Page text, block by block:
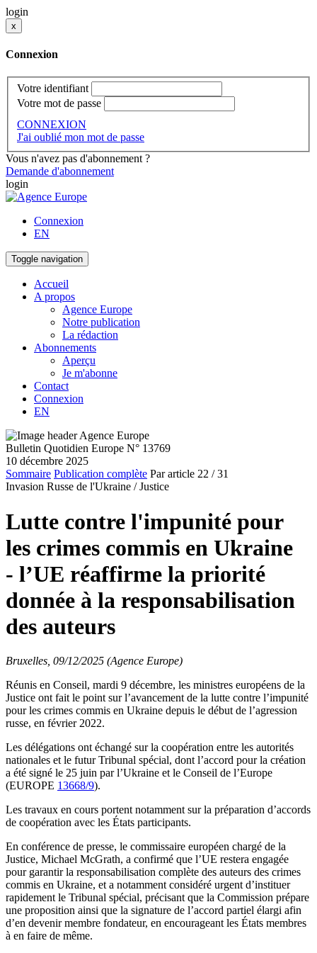
login
x
Connexion
Votre identifiant
Votre mot de passe
CONNEXION
J'ai oublié mon mot de passe
Vous n'avez pas d'abonnement ?
Demande d'abonnement
login
Connexion
EN
Toggle navigation
Accueil
A propos
Agence Europe
Notre publication
La rédaction
Abonnements
Aperçu
Je m'abonne
Contact
Connexion
EN
Bulletin Quotidien Europe N° 13769
10 décembre 2025
Sommaire Publication complète Par article 22 / 31
Invasion Russe de l'Ukraine / Justice
Lutte contre l'impunité pour
les crimes commis en Ukraine
- l’UE réaffirme la priorité
donnée à la responsabilisation
des auteurs
Bruxelles, 09/12/2025 (Agence Europe)
Réunis en Conseil, mardi 9 décembre, les ministres européens de la
Justice ont fait le point sur l’avancement de la lutte contre l’impunité
pour les crimes commis en Ukraine depuis le début de l’agression
russe, en février 2022.
Les délégations ont échangé sur la coopération entre les autorités
nationales et le futur Tribunal spécial, dont l’accord pour la création
a été signé le 25 juin par l’Ukraine et le Conseil de l’Europe
(EUROPE 13668/9).
Les travaux en cours portent notamment sur la préparation d’accords
de coopération avec les États participants.
En conférence de presse, le commissaire européen chargé de la
Justice, Michael McGrath, a confirmé que l’UE restera engagée
pour garantir la responsabilisation complète des auteurs des crimes
commis en Ukraine, et a notamment considéré urgent d’instituer
rapidement le Tribunal spécial, précisant que la Commission prépare
une proposition ainsi que la signature de l’accord partiel élargi afin
d’en devenir membre fondateur, en encourageant les États membres
à en faire de même.